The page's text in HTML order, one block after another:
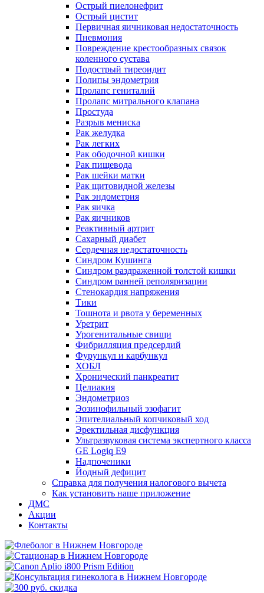
Острый пиелонефрит
Острый цистит
Первичная яичниковая недостаточность
Пневмония
Повреждение крестообразных связок
коленного сустава
Подострый тиреоидит
Полипы эндометрия
Пролапс гениталий
Пролапс митрального клапана
Простуда
Разрыв мениска
Рак желудка
Рак легких
Рак ободочной кишки
Рак пищевода
Рак шейки матки
Рак щитовидной железы
Рак эндометрия
Рак яичка
Рак яичников
Реактивный артрит
Сахарный диабет
Сердечная недостаточность
Синдром Кушинга
Синдром раздраженной толстой кишки
Синдром ранней реполяризации
Стенокардия напряжения
Тики
Тошнота и рвота у беременных
Уретрит
Урогенитальные свищи
Фибрилляция предсердий
Фурункул и карбункул
ХОБЛ
Хронический панкреатит
Целиакия
Эндометриоз
Эозинофильный эзофагит
Эпителиальный копчиковый ход
Эректильная дисфункция
Ультразвуковая система экспертного класса
GE Logiq E9
Надпоченики
Йодный дефицит
Справка для получения налогового вычета
Как установить наше приложение
ДМС
Акции
Контакты